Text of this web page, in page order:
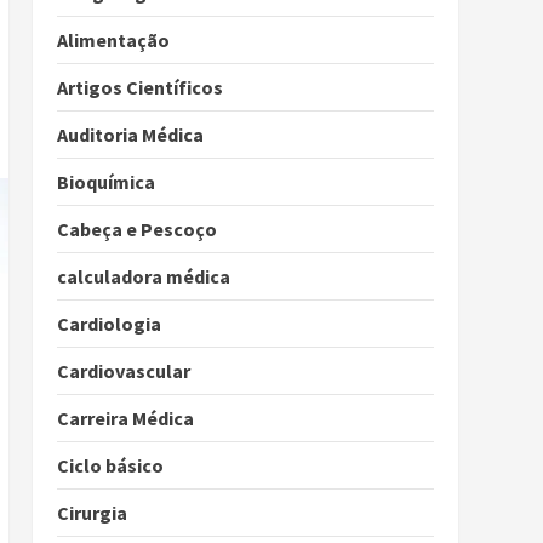
Alimentação
Artigos Científicos
Auditoria Médica
Bioquímica
Cabeça e Pescoço
calculadora médica
Cardiologia
Cardiovascular
Carreira Médica
Ciclo básico
Cirurgia